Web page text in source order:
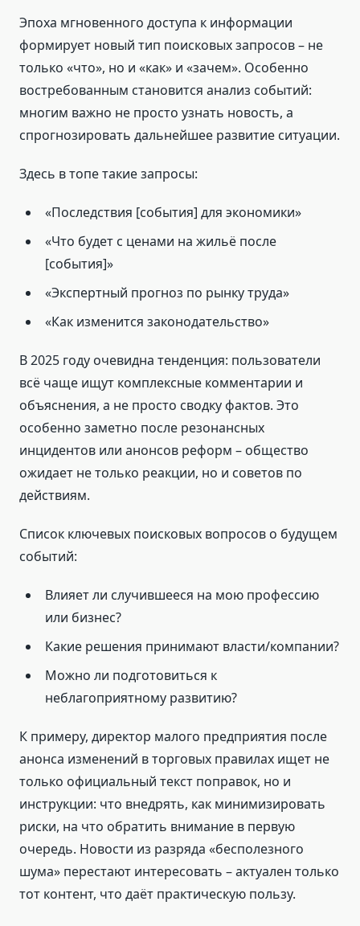
Эпоха мгновенного доступа к информации
формирует новый тип поисковых запросов – не
только «что», но и «как» и «зачем». Особенно
востребованным становится анализ событий:
многим важно не просто узнать новость, а
спрогнозировать дальнейшее развитие ситуации.
Здесь в топе такие запросы:
«Последствия [события] для экономики»
«Что будет с ценами на жильё после
[события]»
«Экспертный прогноз по рынку труда»
«Как изменится законодательство»
В 2025 году очевидна тенденция: пользователи
всё чаще ищут комплексные комментарии и
объяснения, а не просто сводку фактов. Это
особенно заметно после резонансных
инцидентов или анонсов реформ – общество
ожидает не только реакции, но и советов по
действиям.
Список ключевых поисковых вопросов о будущем
событий:
Влияет ли случившееся на мою профессию
или бизнес?
Какие решения принимают власти/компании?
Можно ли подготовиться к
неблагоприятному развитию?
К примеру, директор малого предприятия после
анонса изменений в торговых правилах ищет не
только официальный текст поправок, но и
инструкции: что внедрять, как минимизировать
риски, на что обратить внимание в первую
очередь. Новости из разряда «бесполезного
шума» перестают интересовать – актуален только
тот контент, что даёт практическую пользу.